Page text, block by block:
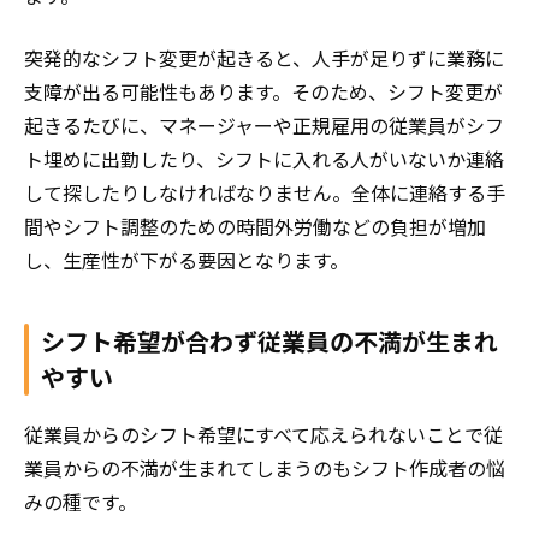
突発的なシフト変更が起きると、人手が足りずに業務に
支障が出る可能性もあります。そのため、シフト変更が
起きるたびに、マネージャーや正規雇用の従業員がシフ
ト埋めに出勤したり、シフトに入れる人がいないか連絡
して探したりしなければなりません。全体に連絡する手
間やシフト調整のための時間外労働などの負担が増加
し、生産性が下がる要因となります。
シフト希望が合わず従業員の不満が生まれ
やすい
従業員からのシフト希望にすべて応えられないことで従
業員からの不満が生まれてしまうのもシフト作成者の悩
みの種です。